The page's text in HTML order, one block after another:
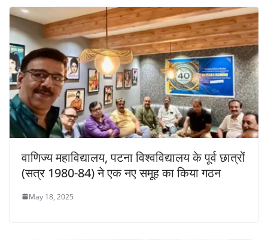
वाणिज्य महाविद्यालय, पटना विश्वविद्यालय के पूर्व छात्रों
(सत्र 1980-84) ने एक नए समूह का किया गठन
May 18, 2025